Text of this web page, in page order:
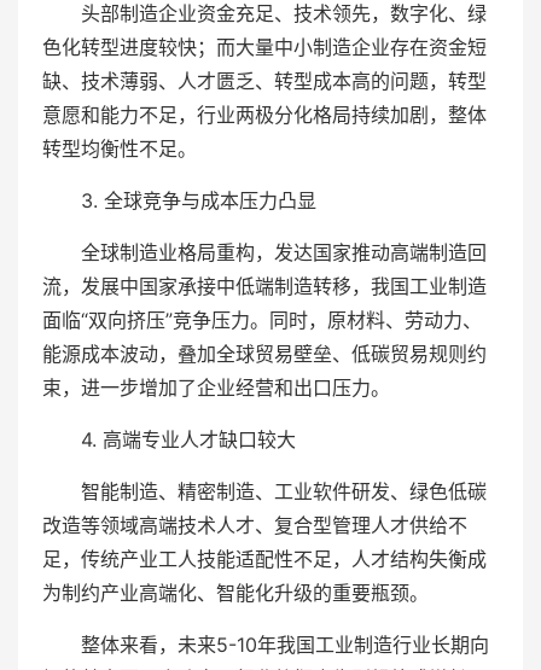
头部制造企业资金充足、技术领先，数字化、绿
色化转型进度较快；而大量中小制造企业存在资金短
缺、技术薄弱、人才匮乏、转型成本高的问题，转型
意愿和能力不足，行业两极分化格局持续加剧，整体
转型均衡性不足。
3. 全球竞争与成本压力凸显
全球制造业格局重构，发达国家推动高端制造回
流，发展中国家承接中低端制造转移，我国工业制造
面临“双向挤压”竞争压力。同时，原材料、劳动力、
能源成本波动，叠加全球贸易壁垒、低碳贸易规则约
束，进一步增加了企业经营和出口压力。
4. 高端专业人才缺口较大
智能制造、精密制造、工业软件研发、绿色低碳
改造等领域高端技术人才、复合型管理人才供给不
足，传统产业工人技能适配性不足，人才结构失衡成
为制约产业高端化、智能化升级的重要瓶颈。
整体来看，未来5-10年我国工业制造行业长期向